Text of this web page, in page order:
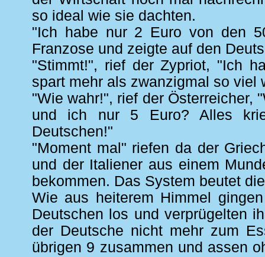
so ideal wie sie dachten.
"Ich habe nur 2 Euro von den
Franzose und zeigte auf den
"Stimmt!", rief der Zypriot, "Ich
spart mehr als zwanzigmal so viel
"Wie wahr!", rief der Österreicher,
und ich nur 5 Euro? Alles
Deutschen!"
"Moment mal" riefen da der
und der Italiener aus einem
bekommen. Das System beutet
Wie aus heiterem Himmel
Deutschen los und verprügelten
der Deutsche nicht mehr zum
übrigen 9 zusammen und assen